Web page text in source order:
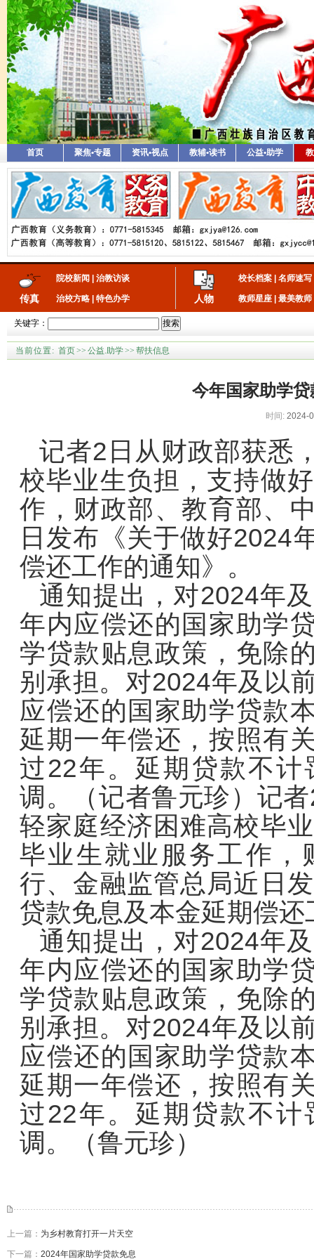
首页 聚焦•专题 资讯•视点 教辅•读书 公益•助学
传真
院校新闻 治教访谈
治校方略 特色办学 人物
校长档案 名师速写
教师星座 最美教师
关键字： 搜索
当前位置: 首页>> 公益.助学>> 帮扶信息
今年国家助学
时间: 2024-
记者2日从财政部获悉
校毕业生负担，支持做
作，财政部、教育部、
日发布《关于做好2024
偿还工作的通知》。
通知提出，对2024年
年内应偿还的国家助学
学贷款贴息政策，免除
别承担。对2024年及以
应偿还的国家助学贷款
延期一年偿还，按照有
过22年。延期贷款不
调。（记者鲁元珍） 记
轻家庭经济困难高校毕
毕业生就业服务工作，
行、金融监管总局近日
贷款免息及本金延期偿
通知提出，对2024年
年内应偿还的国家助学
学贷款贴息政策，免除
别承担。对2024年及以
应偿还的国家助学贷款
延期一年偿还，按照有
过22年。延期贷款不
调。（鲁元珍）
上一篇： 为乡村教育打开一片天空
下一篇： 2024年国家助学贷款免息